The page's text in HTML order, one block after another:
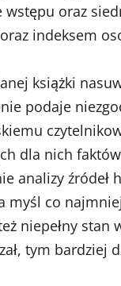
wstępu oraz
indeksem
książki
podaje
dla nich
analizy źródeł
myśl co
niepełny
tym bardziej